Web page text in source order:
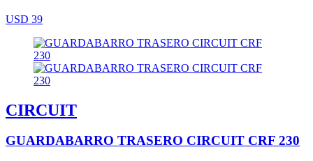
USD 39
CIRCUIT
GUARDABARRO TRASERO CIRCUIT CRF 230